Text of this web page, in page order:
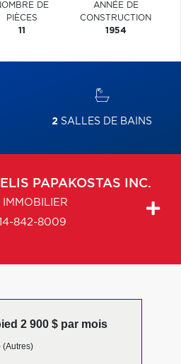
DE
PIÈCES
11
ANNÉE DE
CONSTRUCTION
1954
2 SALLES DE BAINS
PAPAKOSTAS INC.
842-8009
2 900 $ par mois
(Autres)